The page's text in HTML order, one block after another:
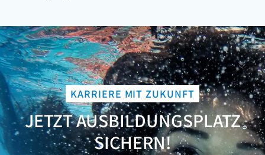
KARRIERE MIT ZUKUNFT
JETZT AUSBILDUNGSPLATZ
SICHERN!